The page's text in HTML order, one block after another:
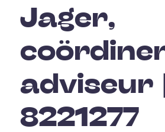
Jager,
adviseur
8221277